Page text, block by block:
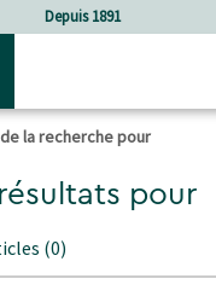
de page
Depuis 1891
la recherche pour
pour
(0)